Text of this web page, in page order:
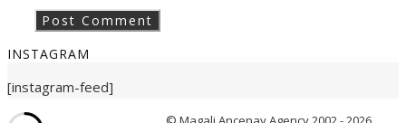
INSTAGRAM
[instagram-feed]